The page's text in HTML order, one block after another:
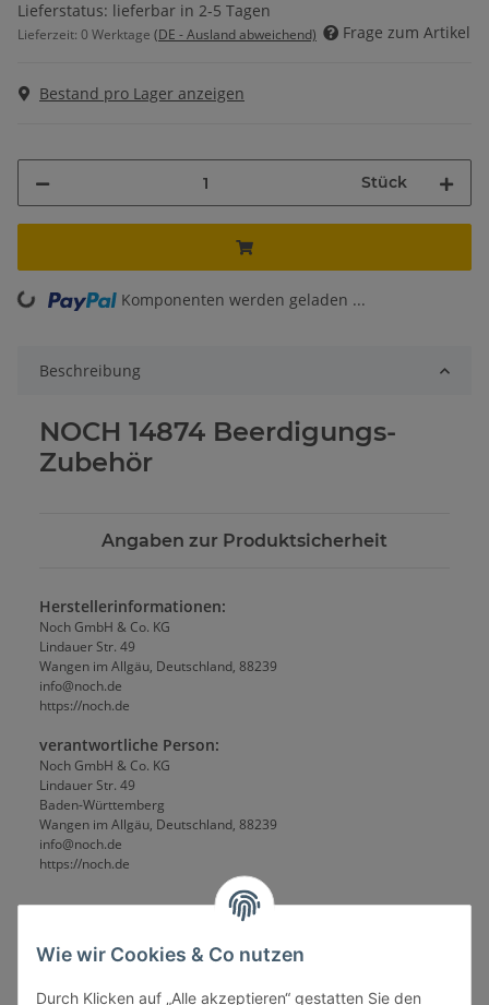
Lieferstatus: lieferbar in 2-5 Tagen
Lieferzeit: 0 Werktage (DE - Ausland abweichend) Frage zum Artikel
Bestand pro Lager anzeigen
Stück
Loading... Komponenten werden geladen ...
Beschreibung
NOCH 14874 Beerdigungs-
Zubehör
Angaben zur Produktsicherheit
Herstellerinformationen:
Noch GmbH & Co. KG
Lindauer Str. 49
Wangen im Allgäu, Deutschland, 88239
info@noch.de
https://noch.de
verantwortliche Person:
Noch GmbH & Co. KG
Lindauer Str. 49
Baden-Württemberg
Wangen im Allgäu, Deutschland, 88239
info@noch.de
https://noch.de
Wie wir Cookies & Co nutzen
Durch Klicken auf „Alle akzeptieren“ gestatten Sie den